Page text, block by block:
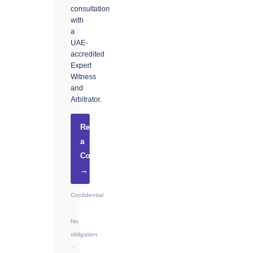
consultation
with
a
UAE-
accredited
Expert
Witness
and
Arbitrator.
Request
a
Consultation
→
Confidential
·
No
obligation
·